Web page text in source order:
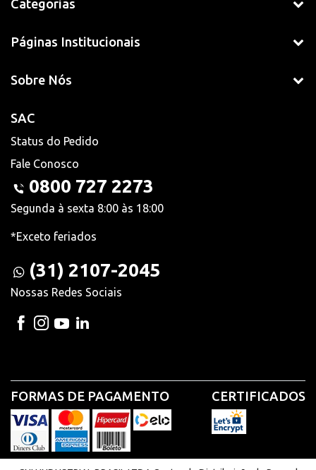
Categorias
Páginas Institucionais
Sobre Nós
SAC
Status do Pedido
Fale Conosco
0800 727 2273
Segunda à sexta 8:00 às 18:00
*Exceto feriados
(31) 2107-2045
Nossas Redes Sociais
FORMAS DE PAGAMENTO CERTIFICADOS